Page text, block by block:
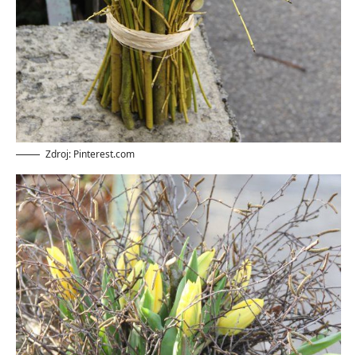
Zdroj: Pinterest.com